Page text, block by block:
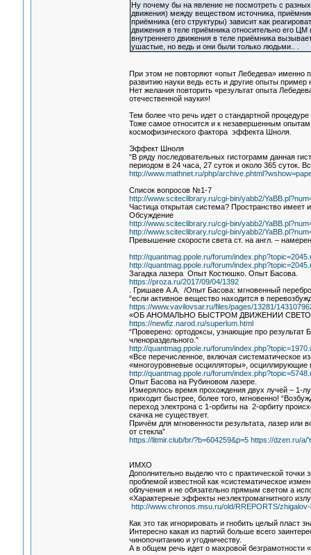
Ну почему бы на явление не посмотреть с
движения) между веществом источника,
приёмника (его структуры) зависит как
движения в теле приёмника относительно его
внутреннего движения в теле приёмника
ушастые, но ведь и они были только людьми.. .
При этом не повторяют «опыт Лебедева» именно
развитию науки ведь есть и другие опыты
Нет желания повторить «результат опыта
отечественной науки»!
Тем более что речь идет о стандартной
Тоже самое относится и к незавершенным
космофизического фактора эффекта Шноля.
Эффект Шноля
“В ряду последовательных гистограмм данная
периодом в 24 часа, 27 суток и около 365 суток.
http://www.mathnet.ru/php/
Список вопросов №1-7
http://www.sciteclibrary.ru/cgi-bin/yabb2/
Частица открытая система? Пространство имеет
Обсуждение
http://www.sciteclibrary.ru/cgi-bin/yabb2/
http://www.sciteclibrary.ru/cgi-bin/yabb2/
Превышение скорости света ст. на англ. –
http://quantmag.ppole.ru/forum/
http://quantmag.ppole.ru/forum/
Загадка лазера Опыт Костюшко. Опыт Басова.
https://proza.ru/2017/09/04/1392
. Гришаев А.А. /Опыт Басова: мгновенный
“если активное вещество находится в
https://www.vavilovsar.ru/files/pages/13281/
«ОБ АНОМАЛЬНО БЫСТРОМ ДВИЖЕНИИ
https://newfiz.narod.ru/superlum.html
“Проверено: ортодоксы, узнающие про результат
членораздельного.”
http://quantmag.ppole.ru/forum/
«Все перечисленное, включая систематическое
«многоуровневые осцилляторы», осциллирующие
http://quantmag.ppole.ru/forum/
Опыт Басова на Рубиновом лазере.
Измерялось время прохождения двух лучей – 1-
приходит быстрее, более того, мгновенно!
переход электрона с 1-орбиты на 2-орбиту
скачка не существует.
Причём для мгновенности результата, лазер или
от стекла”
https://litmir.club/br/?b=604259&p=5 https://dzen.ru/a/
ИМХО
Дополнительно выделю что с практической
проблемой известной как «систематическое
облучения и не обязательно прямым светом а
«Характерные эффекты неэлектромагнитного
http://www.chronos.msu.ru/old/RREPORTS/
Как это так игнорировать и гнобить целый пласт
Интересно какая из партий больше всего
чинопочитанию и угодничеству.
А в общем речь идет о махровой безграмотности